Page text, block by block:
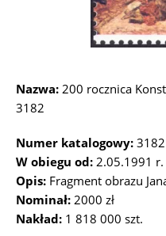
Nazwa: 200 rocznica
3182
Numer katalogowy: 3182
W obiegu od: 2.05.1991 r.
Opis: Fragment obrazu
Nominał: 2000 zł
Nakład: 1 818 000 szt.